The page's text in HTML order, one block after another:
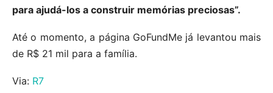
para ajudá-los a construir memórias preciosas”.
Até o momento, a página GoFundMe já levantou mais
de R$ 21 mil para a família.
Via: R7